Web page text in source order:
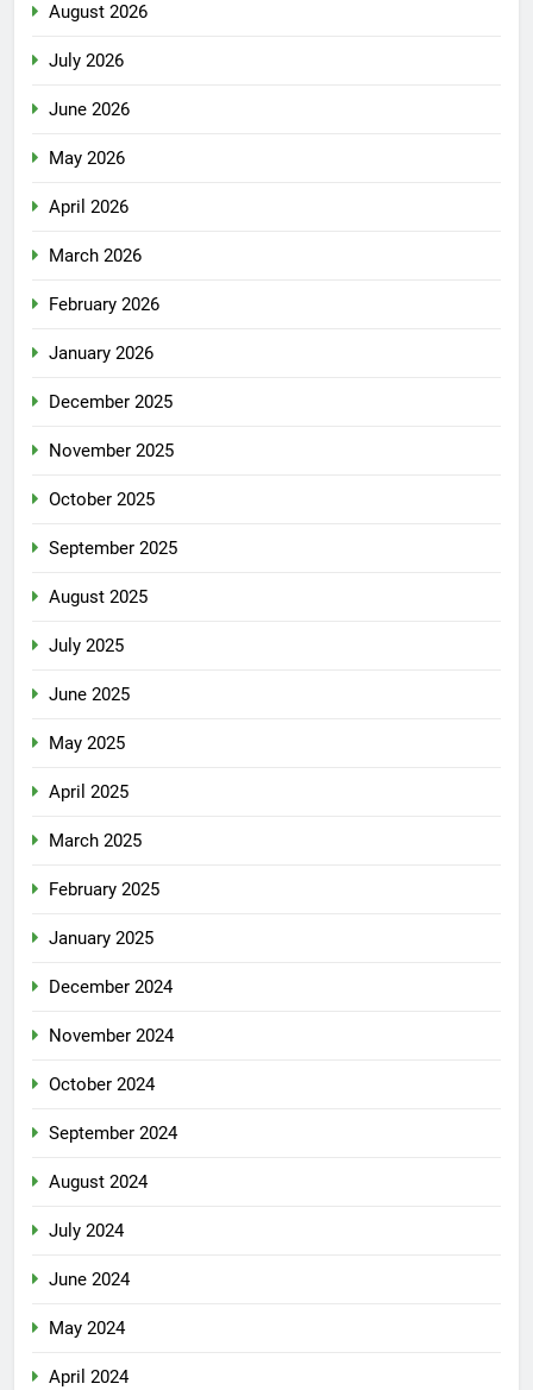
August 2026
July 2026
June 2026
May 2026
April 2026
March 2026
February 2026
January 2026
December 2025
November 2025
October 2025
September 2025
August 2025
July 2025
June 2025
May 2025
April 2025
March 2025
February 2025
January 2025
December 2024
November 2024
October 2024
September 2024
August 2024
July 2024
June 2024
May 2024
April 2024